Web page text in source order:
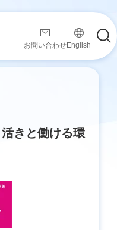
お問い合わせEnglish
きと働ける環